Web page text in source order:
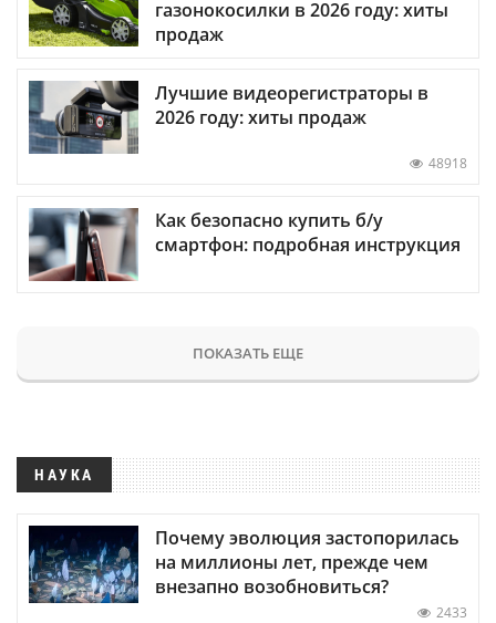
газонокосилки в 2026 году: хиты
продаж
Лучшие видеорегистраторы в
2026 году: хиты продаж
48918
Как безопасно купить б/у
смартфон: подробная инструкция
ПОКАЗАТЬ ЕЩЕ
НАУКА
Почему эволюция застопорилась
на миллионы лет, прежде чем
внезапно возобновиться?
2433